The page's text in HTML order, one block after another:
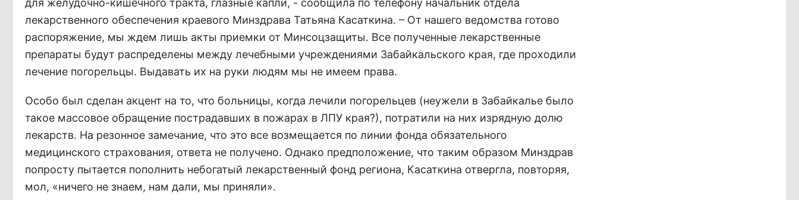
для желудочно-кишечного тракта, глазные капли, - сообщила по телефону начальник отдела
лекарственного обеспечения краевого Минздрава Татьяна Касаткина. – От нашего ведомства готово
распоряжение, мы ждем лишь акты приемки от Минсоцзащиты. Все полученные лекарственные
препараты будут распределены между лечебными учреждениями Забайкальского края, где проходили
лечение погорельцы. Выдавать их на руки людям мы не имеем права.
Особо был сделан акцент на то, что больницы, когда лечили погорельцев (неужели в Забайкалье было
такое массовое обращение пострадавших в пожарах в ЛПУ края?), потратили на них изрядную долю
лекарств. На резонное замечание, что это все возмещается по линии фонда обязательного
медицинского страхования, ответа не получено. Однако предположение, что таким образом Минздрав
попросту пытается пополнить небогатый лекарственный фонд региона, Касаткина отвергла, повторяя,
мол, «ничего не знаем, нам дали, мы приняли».